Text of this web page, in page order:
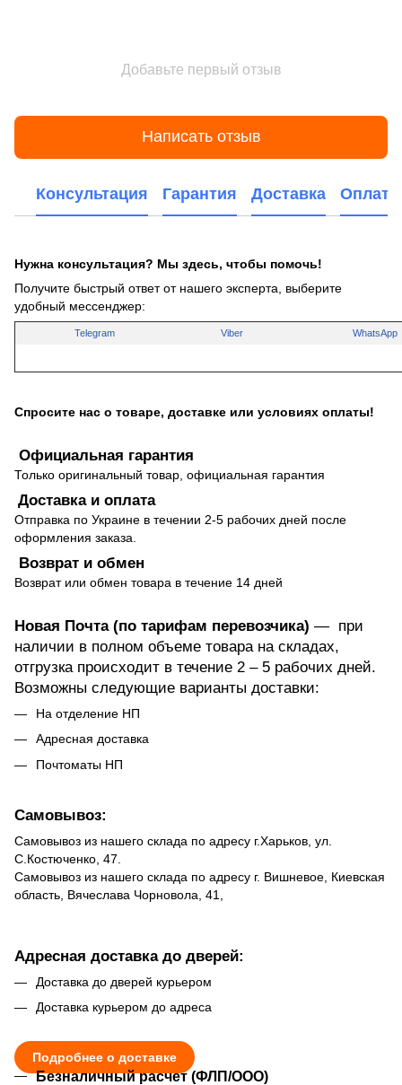
Добавьте первый отзыв
Написать отзыв
Консультация Гарантия Доставка Оплата
Нужна консультация? Мы здесь, чтобы помочь!
Получите быстрый ответ от нашего эксперта, выберите
удобный мессенджер:
Telegram Viber WhatsApp
Спросите нас о товаре, доставке или условиях оплаты!
Официальная гарантия
Только оригинальный товар, официальная гарантия
Доставка и оплата
Отправка по Украине в течении 2-5 рабочих дней после
оформления заказа.
Возврат и обмен
Возврат или обмен товара в течение 14 дней
Новая Почта (по тарифам перевозчика) — при
наличии в полном объеме товара на складах,
отгрузка происходит в течение 2 – 5 рабочих дней.
Возможны следующие варианты доставки:
На отделение НП
Адресная доставка
Почтоматы НП
Самовывоз:
Самовывоз из нашего склада по адресу г.Харьков, ул.
С.Костюченко, 47.
Самовывоз из нашего склада по адресу г. Вишневое, Киевская
область, Вячеслава Чорновола, 41,
Адресная доставка до дверей:
Доставка до дверей курьером
Доставка курьером до адреса
Подробнее о доставке
Безналичный расчет (ФЛП/ООО)